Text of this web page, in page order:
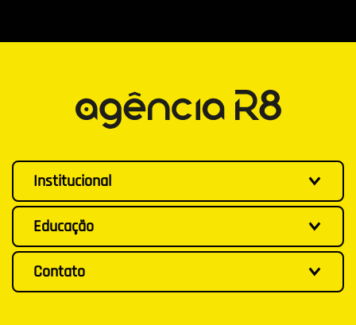
Institucional
Educação
Contato